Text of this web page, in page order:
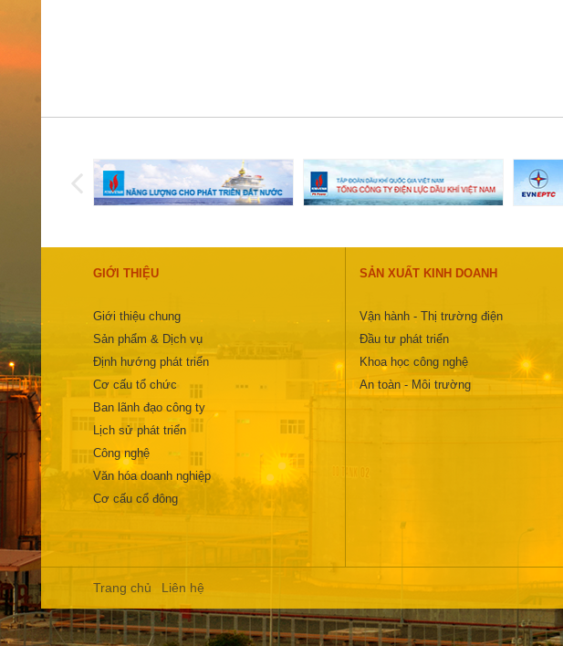
GIỚI THIỆU
Giới thiệu chung
Sản phẩm & Dịch vụ
Định hướng phát triển
Cơ cấu tổ chức
Ban lãnh đạo công ty
Lịch sử phát triển
Công nghệ
Văn hóa doanh nghiệp
Cơ cấu cổ đông
SẢN XUẤT KINH DOANH
Vận hành - Thị trường điện
Đầu tư phát triển
Khoa học công nghệ
An toàn - Môi trường
Trang chủ Liên hệ